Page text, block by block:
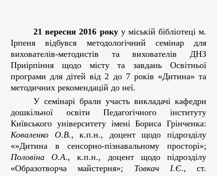
21вересня 2016 рокуу міській бібліотеці м.
Ірпеня відбувся методологічний семінар для
вихователів-методистів та вихователів ДНЗ
Приірпіння щодо місту та завдань Освітньої
програми для дітей від 2 до 7 років «Дитина» та
методичних рекомендацій до неї.
У семінарі брали участь викладачі кафедри
дошкільної освіти Педагогічного інституту
Київського університету імені Бориса Грінченка:
Коваленко О.В., к.п.н., доцент щодо підрозділу
«»Дитина в сенсорно-пізнавальному просторі»;
Половіна О.А., к.п.н., доцент щодо підрозділу
«Образотворча майстерня»; Товкач І.Є., ст.